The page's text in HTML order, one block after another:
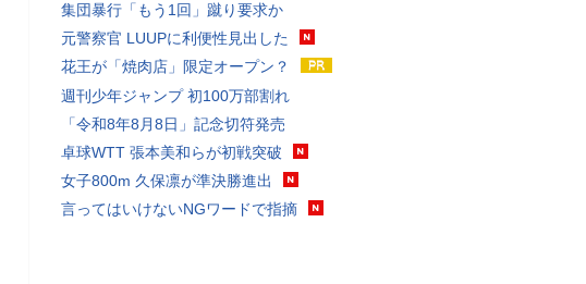
集団暴行「もう1回」蹴り要求か
元警察官 LUUPに利便性見出した
花王が「焼肉店」限定オープン？
週刊少年ジャンプ 初100万部割れ
「令和8年8月8日」記念切符発売
卓球WTT 張本美和らが初戦突破
女子800m 久保凛が準決勝進出
言ってはいけないNGワードで指摘